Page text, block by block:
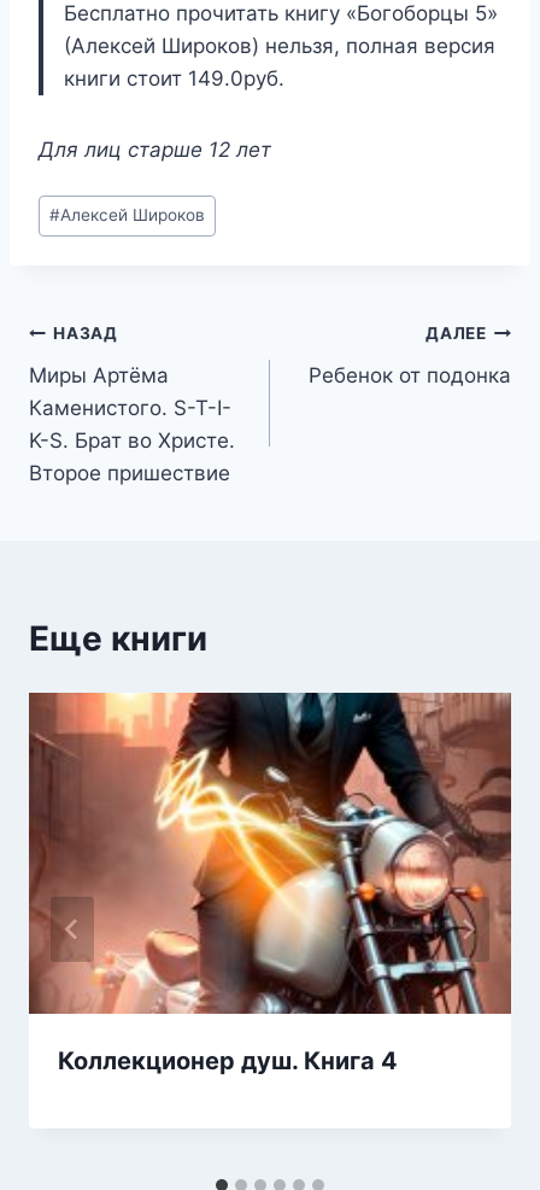
Бесплатно прочитать книгу «Богоборцы 5»
(Алексей Широков) нельзя, полная версия
книги стоит 149.0руб.
Для лиц старше 12 лет
Метки
записи:
#Алексей Широков
Навигация
по
записям
НАЗАД
Миры Артёма
Каменистого. S-T-I-
K-S. Брат во Христе.
Второе пришествие
ДАЛЕЕ
Ребенок от подонка
Еще книги
Коллекционер душ. Книга 4